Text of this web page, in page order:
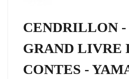
CENDRILLON
GRAND LIVRE
CONTES -